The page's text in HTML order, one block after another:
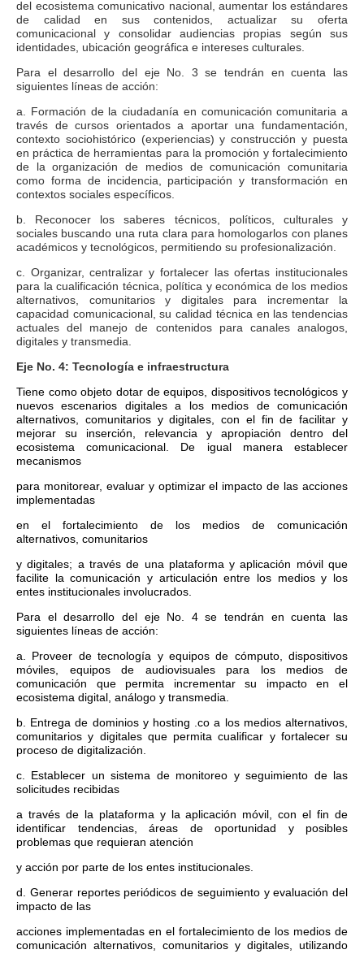
del ecosistema comunicativo nacional, aumentar los estándares
de calidad en sus contenidos, actualizar su oferta
comunicacional y consolidar audiencias propias según sus
identidades, ubicación geográfica e intereses culturales.
Para el desarrollo del eje No. 3 se tendrán en cuenta las
siguientes líneas de acción:
a. Formación de la ciudadanía en comunicación comunitaria a
través de cursos orientados a aportar una fundamentación,
contexto sociohistórico (experiencias) y construcción y puesta
en práctica de herramientas para la promoción y fortalecimiento
de la organización de medios de comunicación comunitaria
como forma de incidencia, participación y transformación en
contextos sociales específicos.
b. Reconocer los saberes técnicos, políticos, culturales y
sociales buscando una ruta clara para homologarlos con planes
académicos y tecnológicos, permitiendo su profesionalización.
c. Organizar, centralizar y fortalecer las ofertas institucionales
para la cualificación técnica, política y económica de los medios
alternativos, comunitarios y digitales para incrementar la
capacidad comunicacional, su calidad técnica en las tendencias
actuales del manejo de contenidos para canales analogos,
digitales y transmedia.
Eje No. 4: Tecnología e infraestructura
Tiene como objeto dotar de equipos, dispositivos tecnológicos y
nuevos escenarios digitales a los medios de comunicación
alternativos, comunitarios y digitales, con el fin de facilitar y
mejorar su inserción, relevancia y apropiación dentro del
ecosistema comunicacional. De igual manera establecer
mecanismos
para monitorear, evaluar y optimizar el impacto de las acciones
implementadas
en el fortalecimiento de los medios de comunicación
alternativos, comunitarios
y digitales; a través de una plataforma y aplicación móvil que
facilite la comunicación y articulación entre los medios y los
entes institucionales involucrados.
Para el desarrollo del eje No. 4 se tendrán en cuenta las
siguientes líneas de acción:
a. Proveer de tecnología y equipos de cómputo, dispositivos
móviles, equipos de audiovisuales para los medios de
comunicación que permita incrementar su impacto en el
ecosistema digital, análogo y transmedia.
b. Entrega de dominios y hosting .co a los medios alternativos,
comunitarios y digitales que permita cualificar y fortalecer su
proceso de digitalización.
c. Establecer un sistema de monitoreo y seguimiento de las
solicitudes recibidas
a través de la plataforma y la aplicación móvil, con el fin de
identificar tendencias, áreas de oportunidad y posibles
problemas que requieran atención
y acción por parte de los entes institucionales.
d. Generar reportes periódicos de seguimiento y evaluación del
impacto de las
acciones implementadas en el fortalecimiento de los medios de
comunicación alternativos, comunitarios y digitales, utilizando